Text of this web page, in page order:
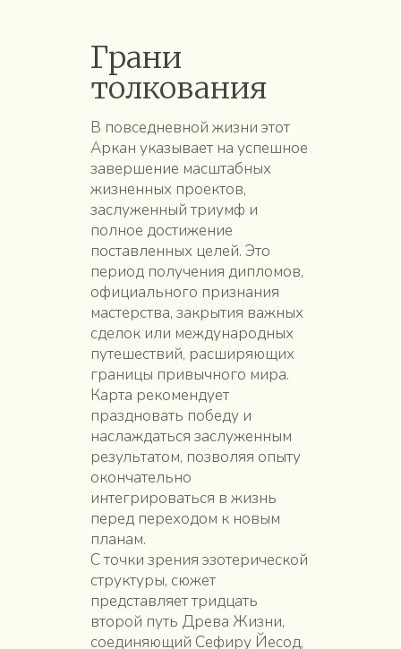
Грани
толкования
В повседневной жизни этот
Аркан указывает на успешное
завершение масштабных
жизненных проектов,
заслуженный триумф и
полное достижение
поставленных целей. Это
период получения дипломов,
официального признания
мастерства, закрытия важных
сделок или международных
путешествий, расширяющих
границы привычного мира.
Карта рекомендует
праздновать победу и
наслаждаться заслуженным
результатом, позволяя опыту
окончательно
интегрироваться в жизнь
перед переходом к новым
планам.
С точки зрения эзотерической
структуры, сюжет
представляет тридцать
второй путь Древа Жизни,
соединяющий Сефиру Йесод,